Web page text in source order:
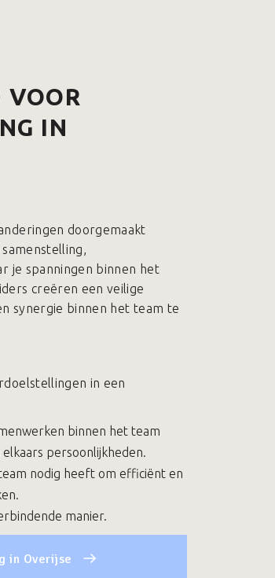
VOOR
IN
doorgemaakt
je spanningen binnen het
creëren een veilige
synergie binnen het team te
in een
binnen het team
persoonlijkheden.
nodig heeft om efficiënt en
manier.
in Overijse